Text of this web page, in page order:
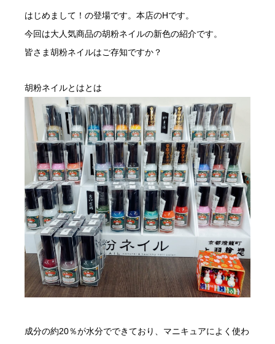
はじめまして！の登場です。本店のHです。
今回は大人気商品の胡粉ネイルの新色の紹介です。
皆さま胡粉ネイルはご存知ですか？
胡粉ネイルとはとは
成分の約20％が水分でできており、マニキュアによく使わ